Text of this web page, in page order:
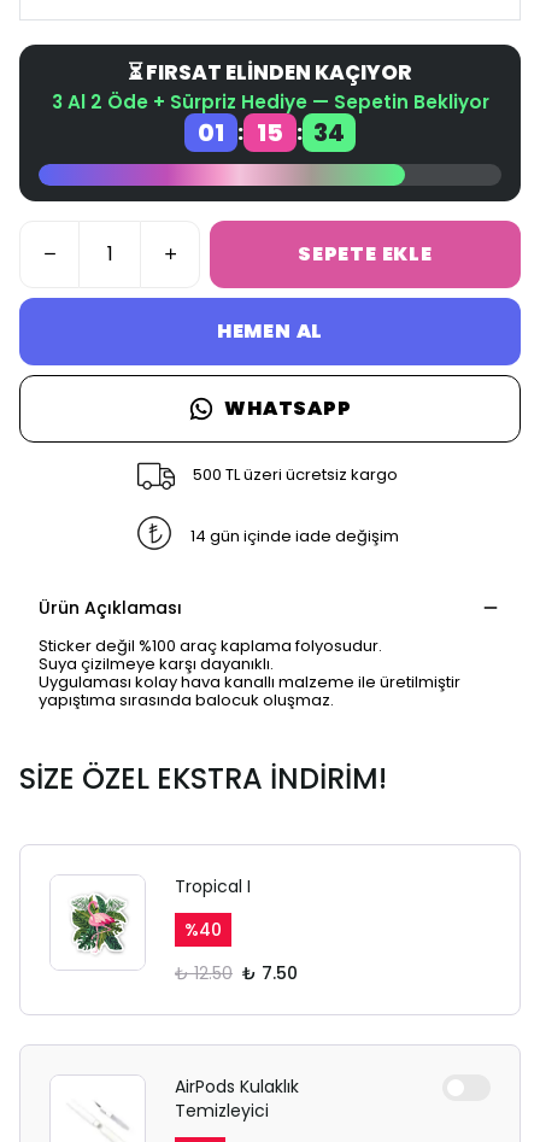
⏳ FIRSAT ELİNDEN KAÇIYOR
3 Al 2 Öde + Sürpriz Hediye — Sepetin Bekliyor
01 : 15 : 34
SEPETE EKLE
HEMEN AL
WHATSAPP
500 TL üzeri ücretsiz kargo
14 gün içinde iade değişim
Ürün Açıklaması
Sticker değil %100 araç kaplama folyosudur.
Suya çizilmeye karşı dayanıklı.
Uygulaması kolay hava kanallı malzeme ile üretilmiştir
yapıştıma sırasında balocuk oluşmaz.
SİZE ÖZEL EKSTRA İNDİRİM!
Tropical I
%40
₺ 12.50 ₺ 7.50
AirPods Kulaklık
Temizleyici